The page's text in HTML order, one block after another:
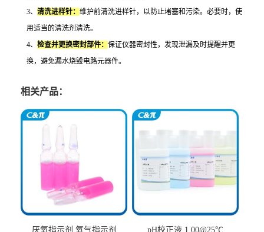
3、 清洗进样针： 维护前清洗进样针，以防止堵塞和污染。必要时，使
用适当的清洗剂清洗。
4、 检查并更换密封部件： 保证仪器密封性，发现泄漏及时提醒并更
换，避免漏水烧毁电路元器件。
相关产品：
厌氧指示剂,氧气指示剂 pH校正液 1.00@25℃